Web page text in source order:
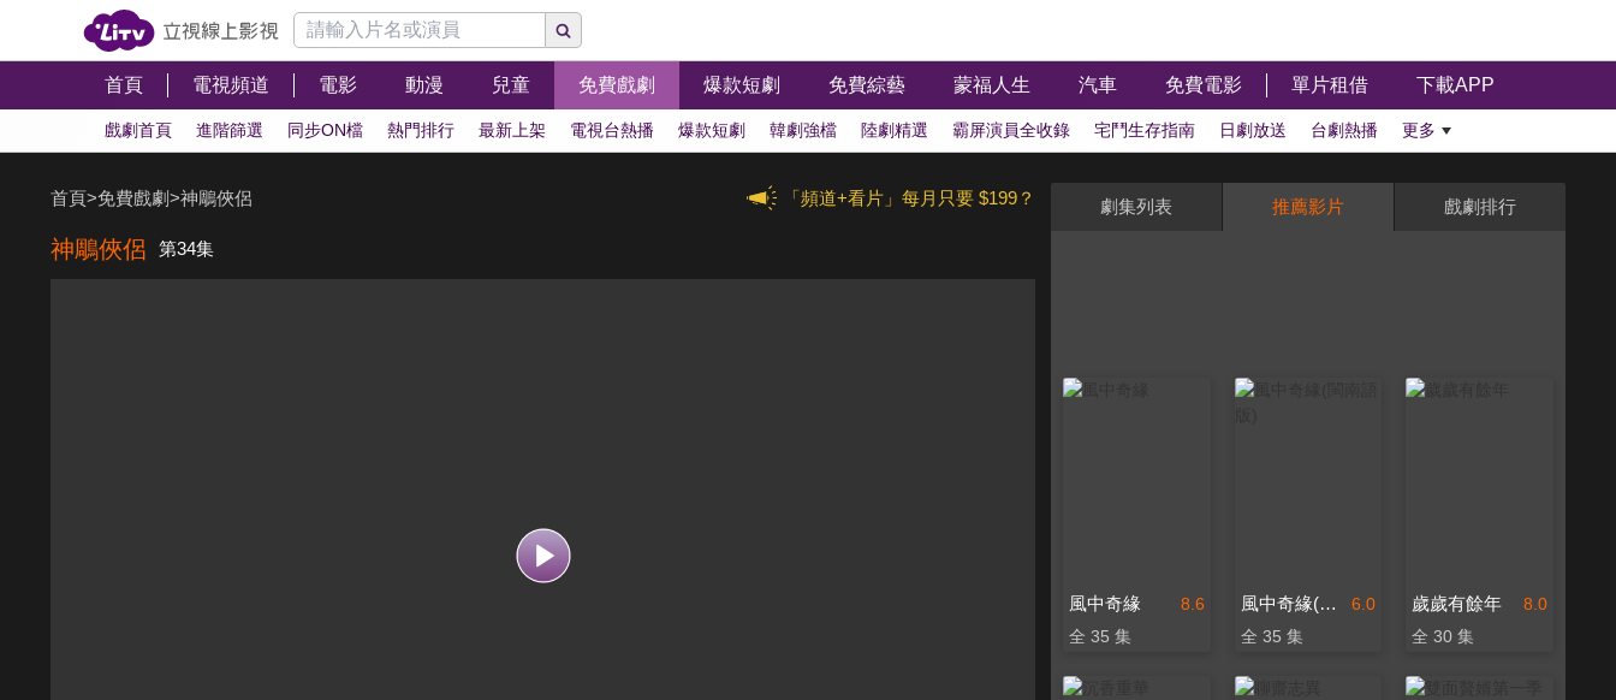
首頁 電視頻道 電影 動漫 兒童 免費戲劇 爆款短劇 免費綜藝 蒙福人生 汽車 免費電影 單片租借 下載APP
戲劇首頁 進階篩選 同步ON檔 熱門排行 最新上架 電視台熱播 爆款短劇 韓劇強檔 陸劇精選 霸屏演員全收錄 宅鬥生存指南 日劇放送 台劇熱播 更多
「頻道+看片」每月只要 $199？
首頁>免費戲劇>神鵰俠侶
神鵰俠侶 第34集
劇集列表 推薦影片 戲劇排行
8.6
風中奇緣
全 35 集
6.0
風中奇緣(閩南語版)
全 35 集
8.0
歲歲有餘年
全 30 集